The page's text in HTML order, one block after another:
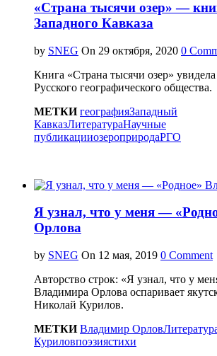
«Страна тысячи озер» —
Западного Кавказа
by SNEG On
0
Книга «Страна тысячи озер»
Русского географического общества.
МЕТКИгеографияЗападный
КавказЛитератураНаучные
публикацииозероприродаРГО
Я узнал, что у меня —
Орлова
by SNEG On
0 Comment
Авторство строк: «Я узнал, что у
Владимира Орлова оспаривает
Николай Курилов.
МЕТКИВладимир Орлов
Куриловпоэзиястихи